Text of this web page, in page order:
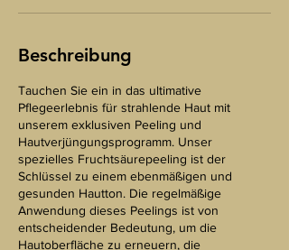
Beschreibung
Tauchen Sie ein in das ultimative
Pflegeerlebnis für strahlende Haut mit
unserem exklusiven Peeling und
Hautverjüngungsprogramm. Unser
spezielles Fruchtsäurepeeling ist der
Schlüssel zu einem ebenmäßigen und
gesunden Hautton. Die regelmäßige
Anwendung dieses Peelings ist von
entscheidender Bedeutung, um die
Hautoberfläche zu erneuern, die